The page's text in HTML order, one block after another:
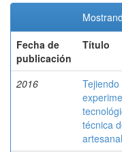
Fecha de
publicación
Título
2016
técnica
artesanal